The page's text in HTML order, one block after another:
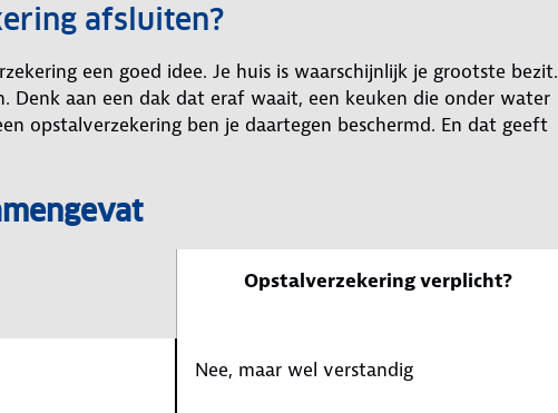
afsluiten?
een goed idee. Je huis is waarschijnlijk je grootste bezit.
Denk aan een dak dat eraf waait, een keuken die onder water
opstalverzekering ben je daartegen beschermd. En dat geeft
Opstalverzekering verplicht?
Nee, maar wel verstandig